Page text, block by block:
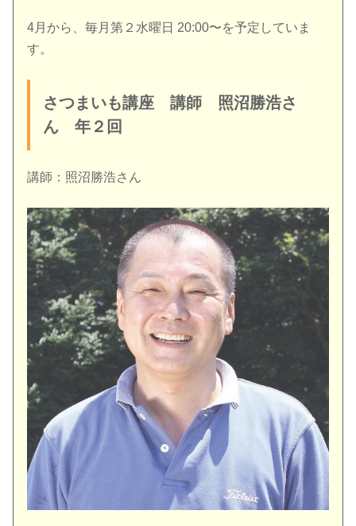
4月から、毎月第２水曜日 20:00〜を予定していま
す。
さつまいも講座 講師 照沼勝浩さ
ん 年２回
講師：照沼勝浩さん